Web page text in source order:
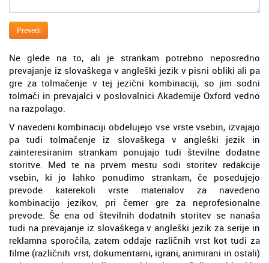
Prevedi
Ne glede na to, ali je strankam potrebno neposredno
prevajanje iz slovaškega v angleški jezik v pisni obliki ali pa
gre za tolmačenje v tej jezični kombinaciji, so jim sodni
tolmači in prevajalci v poslovalnici Akademije Oxford vedno
na razpolago.
V navedeni kombinaciji obdelujejo vse vrste vsebin, izvajajo
pa tudi tolmačenje iz slovaškega v angleški jezik in
zainteresiranim strankam ponujajo tudi številne dodatne
storitve. Med te na prvem mestu sodi storitev redakcije
vsebin, ki jo lahko ponudimo strankam, če posedujejo
prevode katerekoli vrste materialov za navedeno
kombinacijo jezikov, pri čemer gre za neprofesionalne
prevode. Še ena od številnih dodatnih storitev se nanaša
tudi na prevajanje iz slovaškega v angleški jezik za serije in
reklamna sporočila, zatem oddaje različnih vrst kot tudi za
filme (različnih vrst, dokumentarni, igrani, animirani in ostali)